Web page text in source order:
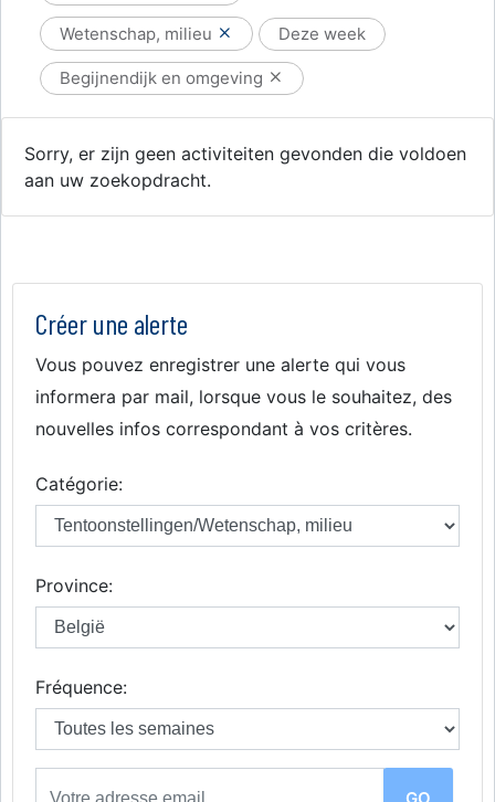
Wetenschap, milieu Deze week
Begijnendijk en omgeving
Sorry, er zijn geen activiteiten gevonden die voldoen
aan uw zoekopdracht.
Créer une alerte
Vous pouvez enregistrer une alerte qui vous
informera par mail, lorsque vous le souhaitez, des
nouvelles infos correspondant à vos critères.
Catégorie:
Province:
Fréquence: